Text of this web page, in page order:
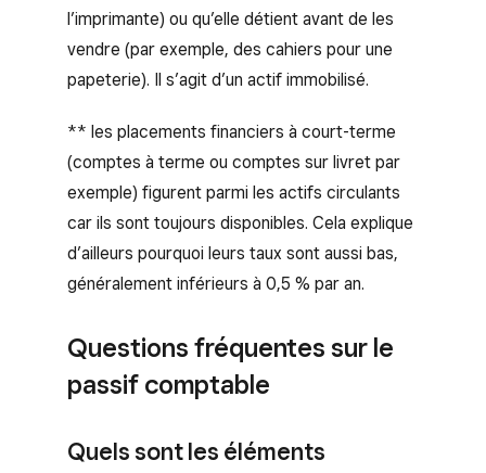
l’imprimante) ou qu’elle détient avant de les
vendre (par exemple, des cahiers pour une
papeterie). Il s’agit d’un actif immobilisé.
** les placements financiers à court-terme
(comptes à terme ou comptes sur livret par
exemple) figurent parmi les actifs circulants
car ils sont toujours disponibles. Cela explique
d’ailleurs pourquoi leurs taux sont aussi bas,
généralement inférieurs à 0,5 % par an.
Questions fréquentes sur le
passif comptable
Quels sont les éléments